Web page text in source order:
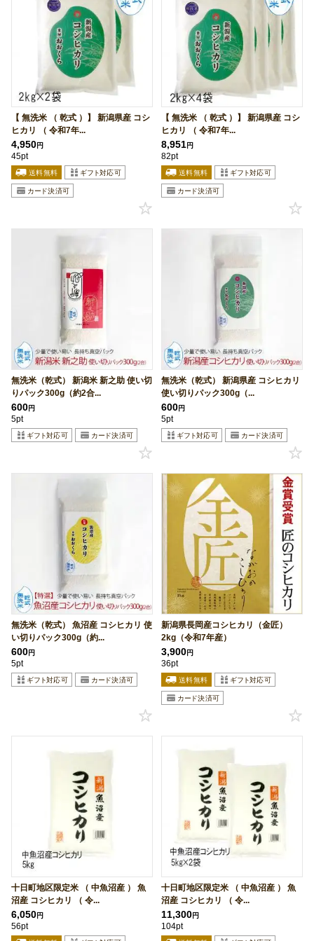
【 無洗米 （ 乾式 ）】 新潟県産 コシ
ヒカリ （ 令和7年...
4,950円
45pt
【 無洗米 （ 乾式 ）】 新潟県産 コシ
ヒカリ （ 令和7年...
8,951円
82pt
無洗米（乾式） 新潟米 新之助 使い切
りパック300g（約2合...
600円
5pt
無洗米（乾式） 新潟県産 コシヒカリ
使い切りパック300g（...
600円
5pt
無洗米（乾式） 魚沼産 コシヒカリ 使
い切りパック300g（約...
600円
5pt
新潟県長岡産コシヒカリ（金匠）
2kg（令和7年産）
3,900円
36pt
十日町地区限定米 （ 中魚沼産 ） 魚
沼産 コシヒカリ （ 令...
6,050円
56pt
十日町地区限定米 （ 中魚沼産 ） 魚
沼産 コシヒカリ （ 令...
11,300円
104pt